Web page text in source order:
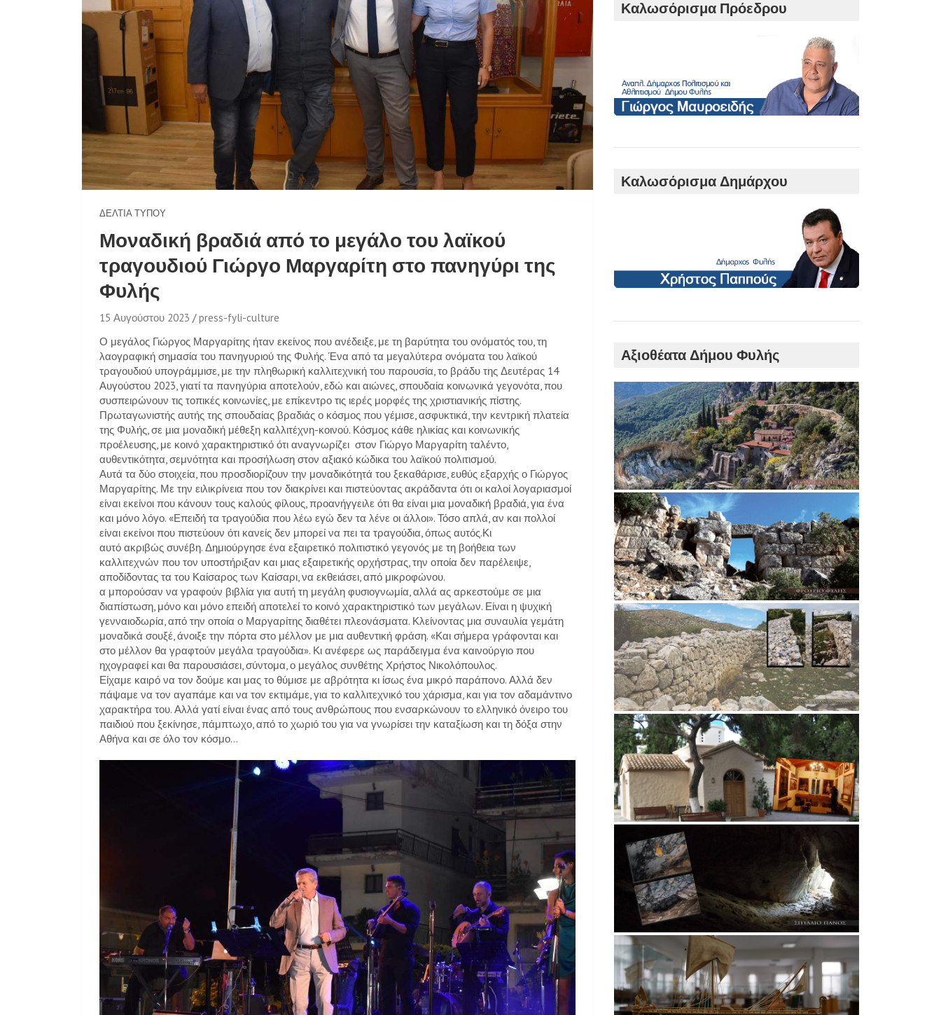
ΔΕΛΤΊΑ ΤΎΠΟΥ
Μοναδική βραδιά από το μεγάλο του λαϊκού
τραγουδιού Γιώργο Μαργαρίτη στο πανηγύρι της
Φυλής
15 Αυγούστου 2023
press-fyli-culture
Ο μεγάλος Γιώργος Μαργαρίτης ήταν εκείνος που ανέδειξε, με τη βαρύτητα του ονόματός του, τη
λαογραφική σημασία του πανηγυριού της Φυλής. Ένα από τα μεγαλύτερα ονόματα του λαϊκού
τραγουδιού υπογράμμισε, με την πληθωρική καλλιτεχνική του παρουσία, το βράδυ της Δευτέρας 14
Αυγούστου 2023, γιατί τα πανηγύρια αποτελούν, εδώ και αιώνες, σπουδαία κοινωνικά γεγονότα, που
συσπειρώνουν τις τοπικές κοινωνίες, με επίκεντρο τις ιερές μορφές της χριστιανικής πίστης.
Πρωταγωνιστής αυτής της σπουδαίας βραδιάς ο κόσμος που γέμισε, ασφυκτικά, την κεντρική πλατεία
της Φυλής, σε μια μοναδική μέθεξη καλλιτέχνη-κοινού. Κόσμος κάθε ηλικίας και κοινωνικής
προέλευσης, με κοινό χαρακτηριστικό ότι αναγνωρίζει στον Γιώργο Μαργαρίτη ταλέντο,
αυθεντικότητα, σεμνότητα και προσήλωση στον αξιακό κώδικα του λαϊκού πολιτισμού.
Αυτά τα δύο στοιχεία, που προσδιορίζουν την μοναδικότητά του ξεκαθάρισε, ευθύς εξαρχής ο Γιώργος
Μαργαρίτης. Με την ειλικρίνεια που τον διακρίνει και πιστεύοντας ακράδαντα ότι οι καλοί λογαριασμοί
είναι εκείνοι που κάνουν τους καλούς φίλους, προανήγγειλε ότι θα είναι μια μοναδική βραδιά, για ένα
και μόνο λόγο. «Επειδή τα τραγούδια που λέω εγώ δεν τα λένε οι άλλοι». Τόσο απλά, αν και πολλοί
είναι εκείνοι που πιστεύουν ότι κανείς δεν μπορεί να πει τα τραγούδια, όπως αυτός.Κι
αυτό ακριβώς συνέβη. Δημιούργησε ένα εξαιρετικό πολιτιστικό γεγονός με τη βοήθεια των
καλλιτεχνών που τον υποστήριξαν και μιας εξαιρετικής ορχήστρας, την οποία δεν παρέλειψε,
αποδίδοντας τα του Καίσαρος των Καίσαρι, να εκθειάσει, από μικροφώνου.
α μπορούσαν να γραφούν βιβλία για αυτή τη μεγάλη φυσιογνωμία, αλλά ας αρκεστούμε σε μια
διαπίστωση, μόνο και μόνο επειδή αποτελεί το κοινό χαρακτηριστικό των μεγάλων. Είναι η ψυχική
γενναιοδωρία, από την οποία ο Μαργαρίτης διαθέτει πλεονάσματα. Κλείνοντας μια συναυλία γεμάτη
μοναδικά σουξέ, άνοιξε την πόρτα στο μέλλον με μια αυθεντική φράση. «Και σήμερα γράφονται και
στο μέλλον θα γραφτούν μεγάλα τραγούδια». Κι ανέφερε ως παράδειγμα ένα καινούργιο που
ηχογραφεί και θα παρουσιάσει, σύντομα, ο μεγάλος συνθέτης Χρήστος Νικολόπουλος.
Είχαμε καιρό να τον δούμε και μας το θύμισε με αβρότητα κι ίσως ένα μικρό παράπονο. Αλλά δεν
πάψαμε να τον αγαπάμε και να τον εκτιμάμε, για το καλλιτεχνικό του χάρισμα, και για τον αδαμάντινο
χαρακτήρα του. Αλλά γατί είναι ένας από τους ανθρώπους που ενσαρκώνουν το ελληνικό όνειρο του
παιδιού που ξεκίνησε, πάμπτωχο, από το χωριό του για να γνωρίσει την καταξίωση και τη δόξα στην
Αθήνα και σε όλο τον κόσμο…
Καλωσόρισμα Πρόεδρου
Καλωσόρισμα Δημάρχου
Αξιοθέατα Δήμου Φυλής